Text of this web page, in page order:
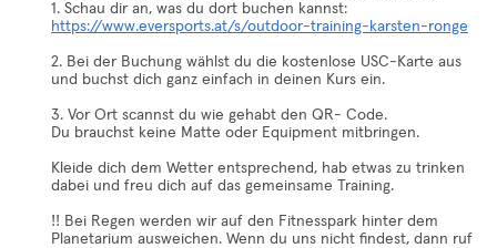
1. Schau dir an, was du dort buchen kannst:
https://www.eversports.at/s/outdoor-training-karsten-ronge
2. Bei der Buchung wählst du die kostenlose USC-Karte aus
und buchst dich ganz einfach in deinen Kurs ein.
3. Vor Ort scannst du wie gehabt den QR- Code.
Du brauchst keine Matte oder Equipment mitbringen.
Kleide dich dem Wetter entsprechend, hab etwas zu trinken
dabei und freu dich auf das gemeinsame Training.
!! Bei Regen werden wir auf den Fitnesspark hinter dem
Planetarium ausweichen. Wenn du uns nicht findest, dann ruf